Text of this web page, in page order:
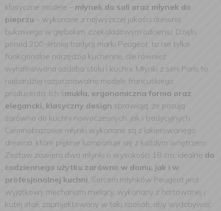
klasyczne modele – młynek do soli oraz młynek do
pieprzu – wykonane z najwyższej jakości drewna
bukowego w głębokim, czekoladowym odcieniu. Dzięki
ponad 200-letniej tradycji marki Peugeot, to nie tylko
funkcjonalne narzędzia kuchenne, ale również
wyrafinowana ozdoba stołu i kuchni. Młynki z serii Paris to
najbardziej rozpoznawalne modele francuskiego
producenta. Ich smukła, ergonomiczna forma oraz
elegancki, klasyczny design sprawiają, że pasują
zarówno do kuchni nowoczesnych, jak i tradycyjnych.
Ciemnobrązowe młynki wykonane są z lakierowanego
drewna, które pięknie komponuje się z każdym wnętrzem.
Zestaw zawiera dwa młynki o wysokości 18 cm, idealne do
codziennego użytku zarówno w domu, jak i w
profesjonalnej kuchni. Sercem młynków Peugeot jest
wyjątkowy mechanizm mielący, wykonany z hartowanej i
kutej stali, zaprojektowany w taki sposób, aby wydobywać